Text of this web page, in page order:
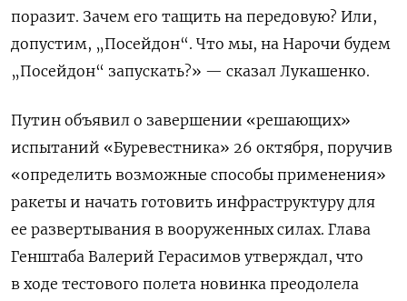
поразит. Зачем его тащить на передовую? Или,
допустим, „Посейдон“. Что мы, на Нарочи будем
„Посейдон“ запускать?» — сказал Лукашенко.
Путин объявил о завершении «решающих»
испытаний «Буревестника» 26 октября, поручив
«определить возможные способы применения»
ракеты и начать готовить инфраструктуру для
ее развертывания в вооруженных силах. Глава
Генштаба Валерий Герасимов утверждал, что
в ходе тестового полета новинка преодолела